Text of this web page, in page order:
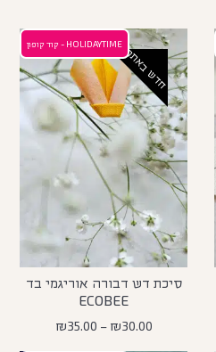
חדש באתר
HOLIDAYTIME - קוד קופון
סיכת דש דבורה אוריגמי בד
ECOBEE
₪30.00
–
₪35.00